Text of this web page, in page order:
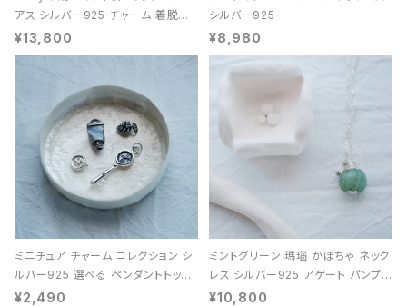
アス シルバー925 チャーム 着脱可
能 レディース ユニセックス
¥13,800
シルバー925
¥8,980
ミニチュア チャーム コレクション シ
ルバー925 選べる ペンダントトップ
レディース ユニセックス
¥2,490
ミントグリーン 瑪瑙 かぼちゃ ネック
レス シルバー925 アゲート パンプキ
ン 天然石 レディース
¥10,800